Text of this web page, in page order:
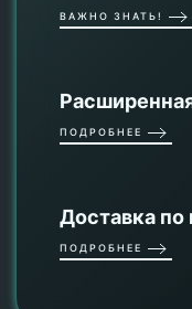
ВАЖНО ЗНАТЬ!
ПОДРОБНЕЕ
Доставка по
ПОДРОБНЕЕ